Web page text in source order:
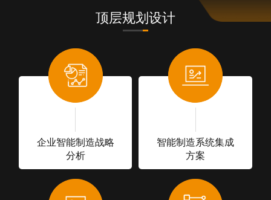
顶层规划设计
企业智能制造战略
分析
智能制造系统集成
方案